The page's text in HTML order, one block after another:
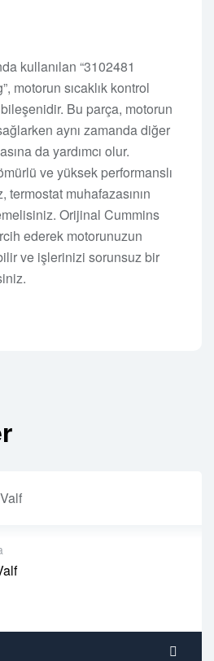
kullanılan “3102481
motorun sıcaklık kontrol
Bu parça, motorun
aynı zamanda diğer
da yardımcı olur.
ve yüksek performanslı
termostat muhafazasının
Orijinal Cummins
ederek motorunuzun
ve işlerinizi sorunsuz bir
days